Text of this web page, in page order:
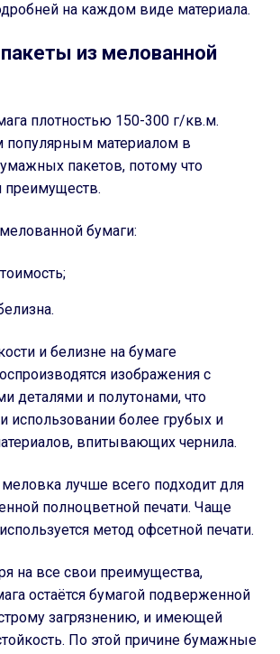
на каждом виде материала.
из мелованной
плотностью 150-300 г/кв.м.
популярным материалом в
пакетов, потому что
преимуществ.
бумаги:
и белизне на бумаге
изображения с
деталями и полутонами, что
использовании более грубых и
впитывающих чернила.
лучше всего подходит для
полноцветной печати. Чаще
метод офсетной печати.
на все свои преимущества,
остаётся бумагой подверженной
загрязнению, и имеющей
По этой причине бумажные